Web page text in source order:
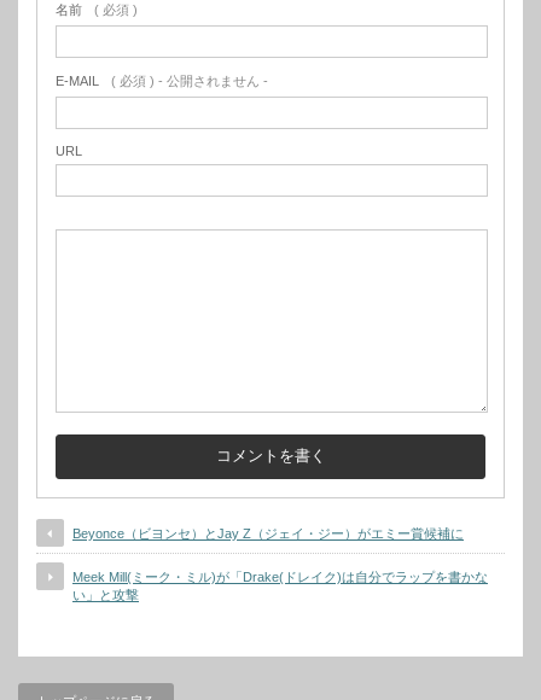
名前 ( 必須 )
E-MAIL ( 必須 ) - 公開されません -
URL
Beyonce（ビヨンセ）とJay Z（ジェイ・ジー）がエミー賞候補に
Meek Mill(ミーク・ミル)が「Drake(ドレイク)は自分でラップを書かな
い」と攻撃